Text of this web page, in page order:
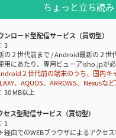
ちょっと立ち読み
ンロード型配信サービス（買切型）
3
の２世代前まで / Android最新の２世
用にあたり、専用ビューアisho.jpが
２世代前の端末のうち、国内キ
、AQUOS、ARROWS、Nexusな
30 MB以上
セス型配信サービス（買切型）
1
由でのWEBブラウザによるアクセス